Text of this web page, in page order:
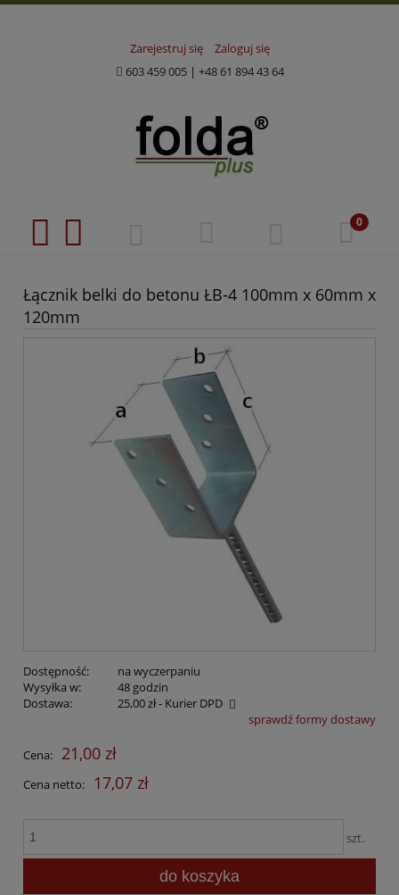
Zarejestruj się
Zaloguj się
603 459 005| +48 61 894 43 64
Łącznik belki do betonu ŁB-4 100mm x 60mm x
120mm
Dostępność:
na wyczerpaniu
Wysyłka w:
48 godzin
Dostawa:
25,00 zł- Kurier DPD
Cena nie zawiera ewentualnych kosztów płatnościsprawdź formy dostawy
Cena: 21,00 zł
Cena netto: 17,07 zł
szt.
do koszyka